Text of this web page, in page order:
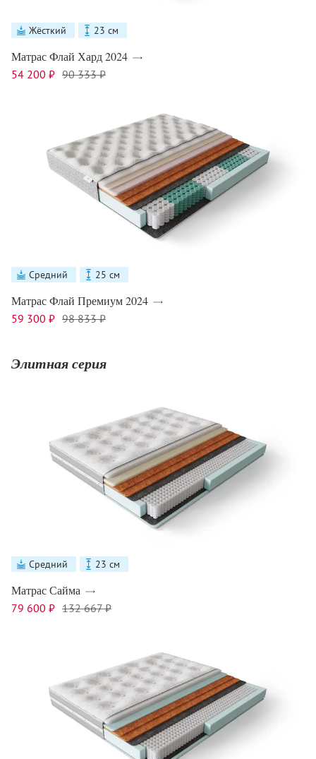
Жёсткий 23 см
Матрас Флай Хард 2024
54 200 ₽ 90 333 ₽
Средний 25 см
Матрас Флай Премиум 2024
59 300 ₽ 98 833 ₽
Элитная серия
Средний 23 см
Матрас Сайма
79 600 ₽ 132 667 ₽